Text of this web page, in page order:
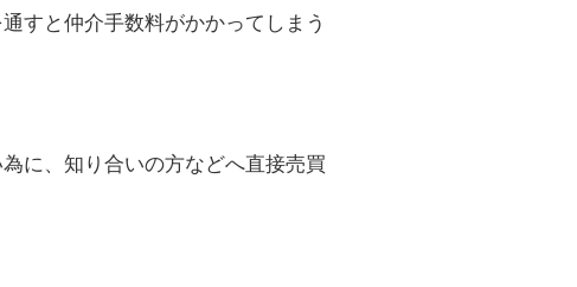
すと仲介手数料がかかってしまう
に、知り合いの方などへ直接売買